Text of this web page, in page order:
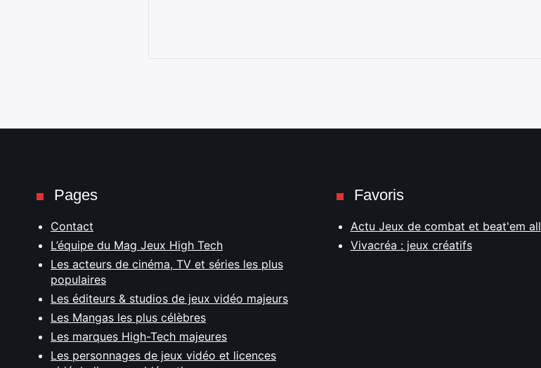
Pages
Contact
L’équipe du Mag Jeux High Tech
Les acteurs de cinéma, TV et séries les plus
populaires
Les éditeurs & studios de jeux vidéo majeurs
Les Mangas les plus célèbres
Les marques High-Tech majeures
Les personnages de jeux vidéo et licences
Favoris
Actu Jeux de combat et beat'em all
Vivacréa : jeux créatifs